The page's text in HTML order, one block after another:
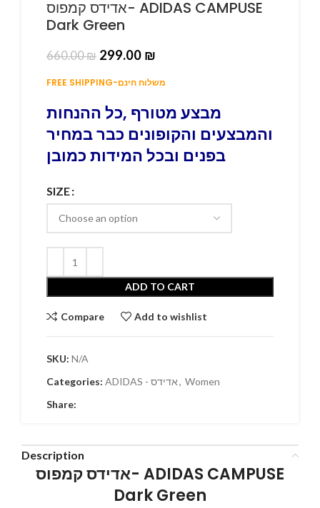
אדידס קמפוס- ADIDAS CAMPUSE
Dark Green
660.00₪ 299.00 ₪
FREE SHIPPING-משלוח חינם
מבצע מטורף ,כל ההנחות
והמבצעים והקופונים כבר במחיר
בפנים ובכל המידות כמובן
SIZE
ADD TO CART
Compare Add to wishlist
SKU: N/A
Categories:
ADIDAS - אדידס, Women
Share:
Description
אדידס קמפוס- ADIDAS CAMPUSE
Dark Green